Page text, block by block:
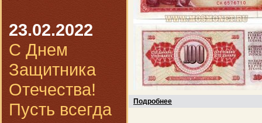
23.02.2022
С Днем
Защитника
Отечества!
Пусть всегда
Подробнее